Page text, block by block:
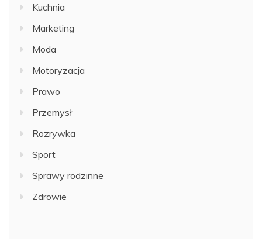
Kuchnia
Marketing
Moda
Motoryzacja
Prawo
Przemysł
Rozrywka
Sport
Sprawy rodzinne
Zdrowie